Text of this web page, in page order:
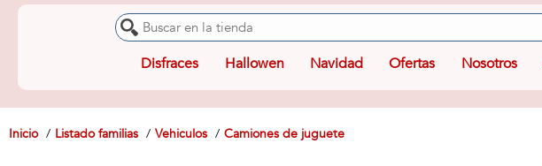
Disfraces Hallowen Navidad Ofertas Nosotros
Inicio Listado familias Vehiculos Camiones de juguete